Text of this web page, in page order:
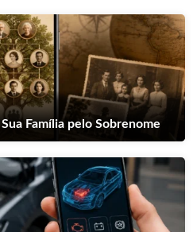
Família pelo Sobrenome